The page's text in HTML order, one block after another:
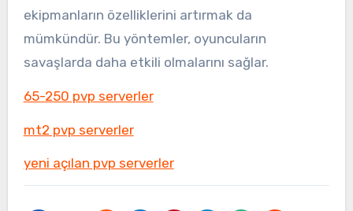
ekipmanların özelliklerini artırmak da
mümkündür. Bu yöntemler, oyuncuların
savaşlarda daha etkili olmalarını sağlar.
65-250 pvp serverler
mt2 pvp serverler
yeni açılan pvp serverler